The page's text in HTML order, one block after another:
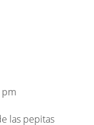
pm
las pepitas